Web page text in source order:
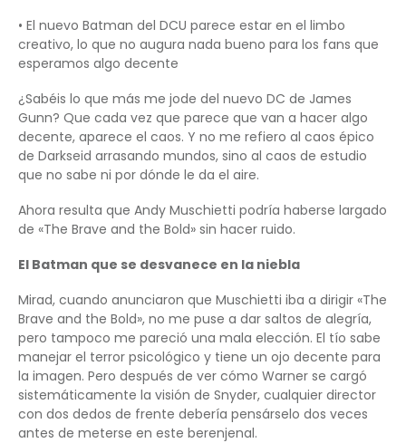
• El nuevo Batman del DCU parece estar en el limbo
creativo, lo que no augura nada bueno para los fans que
esperamos algo decente
¿Sabéis lo que más me jode del nuevo DC de James
Gunn? Que cada vez que parece que van a hacer algo
decente, aparece el caos. Y no me refiero al caos épico
de Darkseid arrasando mundos, sino al caos de estudio
que no sabe ni por dónde le da el aire.
Ahora resulta que Andy Muschietti podría haberse largado
de «The Brave and the Bold» sin hacer ruido.
El Batman que se desvanece en la niebla
Mirad, cuando anunciaron que Muschietti iba a dirigir «The
Brave and the Bold», no me puse a dar saltos de alegría,
pero tampoco me pareció una mala elección. El tío sabe
manejar el terror psicológico y tiene un ojo decente para
la imagen. Pero después de ver cómo Warner se cargó
sistemáticamente la visión de Snyder, cualquier director
con dos dedos de frente debería pensárselo dos veces
antes de meterse en este berenjenal.